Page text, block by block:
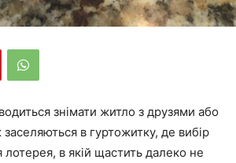
знімати житло з друзями або
в гуртожитку, де вибір
лотерея, в якій щастить далеко не